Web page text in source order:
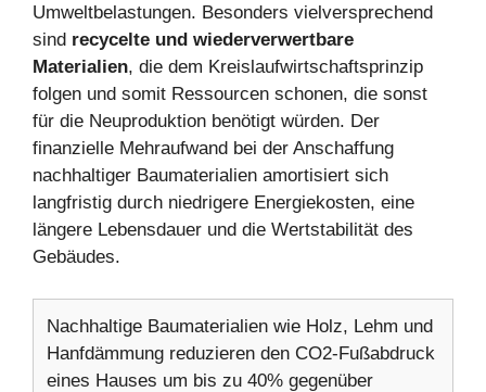
Umweltbelastungen. Besonders vielversprechend
sind recycelte und wiederverwertbare
Materialien, die dem Kreislaufwirtschaftsprinzip
folgen und somit Ressourcen schonen, die sonst
für die Neuproduktion benötigt würden. Der
finanzielle Mehraufwand bei der Anschaffung
nachhaltiger Baumaterialien amortisiert sich
langfristig durch niedrigere Energiekosten, eine
längere Lebensdauer und die Wertstabilität des
Gebäudes.
Nachhaltige Baumaterialien wie Holz, Lehm und
Hanfdämmung reduzieren den CO2-Fußabdruck
eines Hauses um bis zu 40% gegenüber